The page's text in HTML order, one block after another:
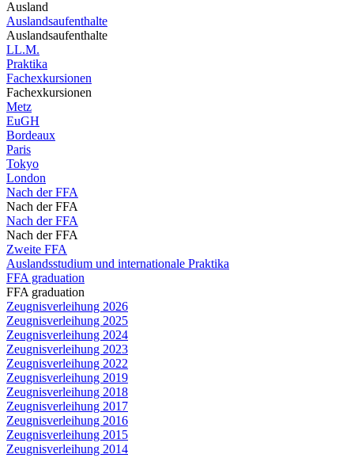
Ausland
Auslandsaufenthalte
Auslandsaufenthalte
LL.M.
Praktika
Fachexkursionen
Fachexkursionen
Metz
EuGH
Bordeaux
Paris
Tokyo
London
Nach der FFA
Nach der FFA
Nach der FFA
Nach der FFA
Zweite FFA
Auslandsstudium und internationale Praktika
FFA graduation
FFA graduation
Zeugnisverleihung 2026
Zeugnisverleihung 2025
Zeugnisverleihung 2024
Zeugnisverleihung 2023
Zeugnisverleihung 2022
Zeugnisverleihung 2019
Zeugnisverleihung 2018
Zeugnisverleihung 2017
Zeugnisverleihung 2016
Zeugnisverleihung 2015
Zeugnisverleihung 2014